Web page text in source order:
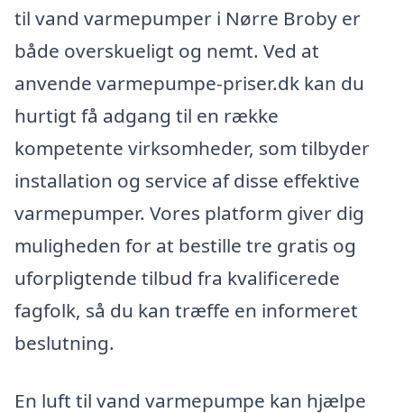
til vand varmepumper i Nørre Broby er
både overskueligt og nemt. Ved at
anvende varmepumpe-priser.dk kan du
hurtigt få adgang til en række
kompetente virksomheder, som tilbyder
installation og service af disse effektive
varmepumper. Vores platform giver dig
muligheden for at bestille tre gratis og
uforpligtende tilbud fra kvalificerede
fagfolk, så du kan træffe en informeret
beslutning.
En luft til vand varmepumpe kan hjælpe